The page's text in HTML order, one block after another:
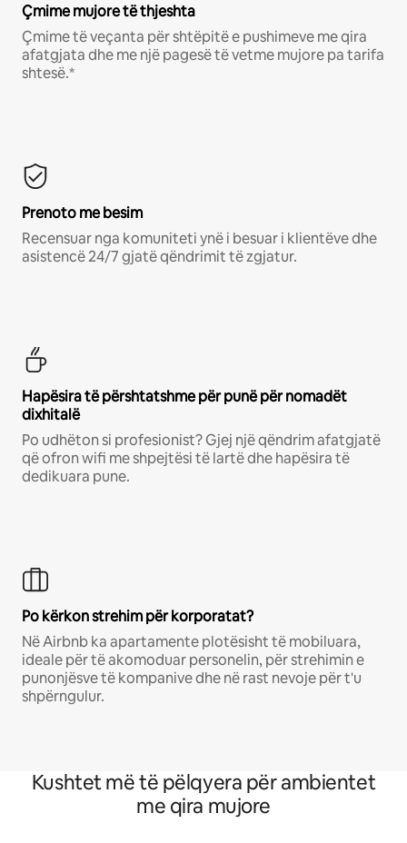
Çmime mujore të thjeshta
Çmime të veçanta për shtëpitë e pushimeve me qira
afatgjata dhe me një pagesë të vetme mujore pa tarifa
shtesë.*
Prenoto me besim
Recensuar nga komuniteti ynë i besuar i klientëve dhe
asistencë 24/7 gjatë qëndrimit të zgjatur.
Hapësira të përshtatshme për punë për nomadët
dixhitalë
Po udhëton si profesionist? Gjej një qëndrim afatgjatë
që ofron wifi me shpejtësi të lartë dhe hapësira të
dedikuara pune.
Po kërkon strehim për korporatat?
Në Airbnb ka apartamente plotësisht të mobiluara,
ideale për të akomoduar personelin, për strehimin e
punonjësve të kompanive dhe në rast nevoje për t'u
shpërngulur.
Kushtet më të pëlqyera për ambientet
me qira mujore